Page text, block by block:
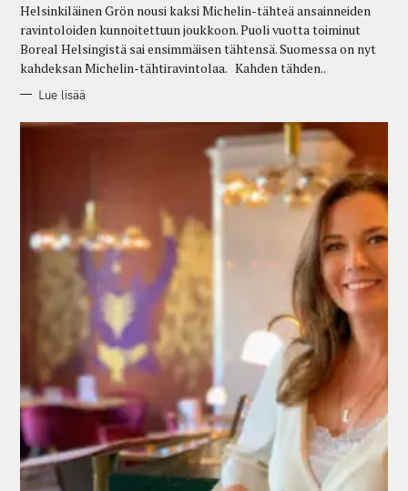
I
E
S
Helsinkiläinen Grön nousi kaksi Michelin-tähteä ansainneiden
ravintoloiden kunnoitettuun joukkoon. Puoli vuotta toiminut
Boreal Helsingistä sai ensimmäisen tähtensä. Suomessa on nyt
kahdeksan Michelin-tähtiravintolaa. Kahden tähden..
Lue lisää